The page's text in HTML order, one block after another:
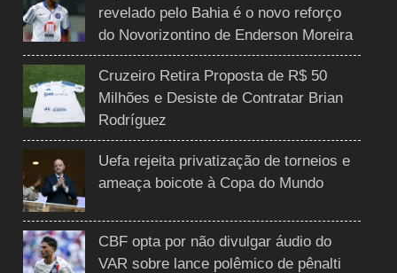
revelado pelo Bahia é o novo reforço
do Novorizontino de Enderson Moreira
Cruzeiro Retira Proposta de R$ 50
Milhões e Desiste de Contratar Brian
Rodríguez
Uefa rejeita privatização de torneios e
ameaça boicote à Copa do Mundo
CBF opta por não divulgar áudio do
VAR sobre lance polêmico de pênalti